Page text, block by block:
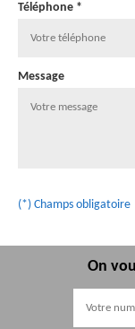
Téléphone *
Message
(*) Champs obligatoire
On